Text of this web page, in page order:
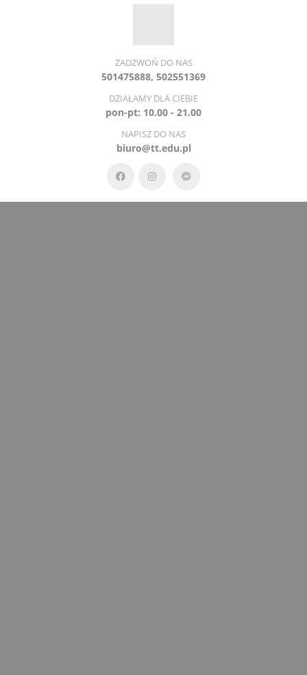
ZADZWOŃ DO NAS
501475888, 502551369
DZIAŁAMY DLA CIEBIE
pon-pt: 10.00 - 21.00
NAPISZ DO NAS
biuro@tt.edu.pl